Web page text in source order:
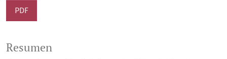
PDF
Resumen